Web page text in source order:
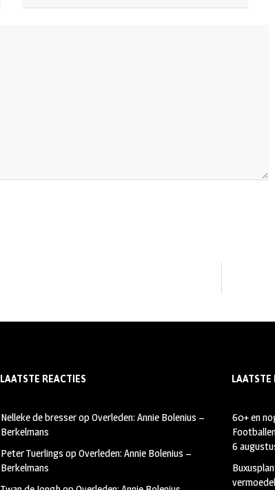
LAATSTE REACTIES
Nelleke de bresseropOverleden: Annie Bolenius –
Berkelmans
Peter Tuerlings opOverleden: Annie Bolenius –
Berkelmans
60+ en
6